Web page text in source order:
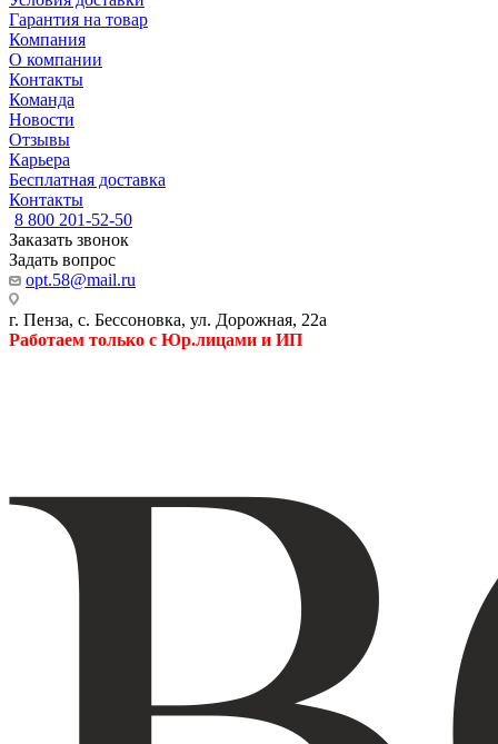
Гарантия на товар
Компания
О компании
Контакты
Команда
Новости
Отзывы
Карьера
Бесплатная доставка
Контакты
8 800 201-52-50
Заказать звонок
Задать вопрос
opt.58@mail.ru
г. Пенза, с. Бессоновка, ул. Дорожная, 22а
Работаем только с Юр.лицами и ИП